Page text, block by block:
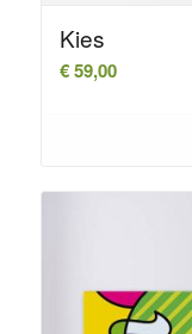
Kies
€59,00